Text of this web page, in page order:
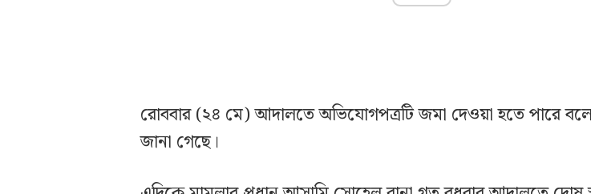
রোববার (২৪ মে) আদালতে অভিযোগপত্রটি জমা দেওয়া হতে পারে বলে
জানা গেছে।